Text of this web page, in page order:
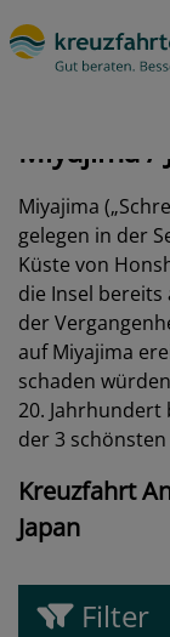
Miyajima /
Miyajima
gelegen in der
Küste von
die Insel
der
auf Miyajima
schaden
20. Jahrhundert
der 3 schönsten
Kreuzfahrt
Japan
Filter